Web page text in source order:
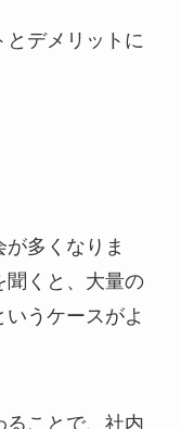
とデメリットに
多くなりま
聞くと、大量の
うケースがよ
ることで、社内